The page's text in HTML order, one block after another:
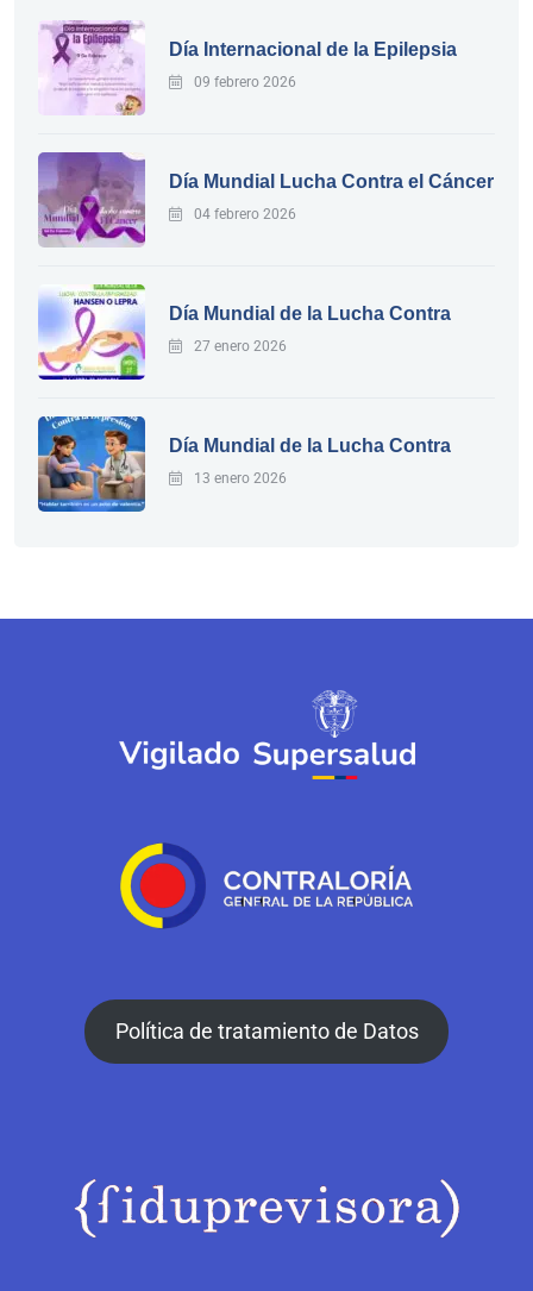
Día Internacional de la Epilepsia
09 febrero 2026
Día Mundial Lucha Contra el Cáncer
04 febrero 2026
Día Mundial de la Lucha Contra
27 enero 2026
Día Mundial de la Lucha Contra
13 enero 2026
Política de tratamiento de Datos